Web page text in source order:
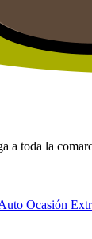
a toda la